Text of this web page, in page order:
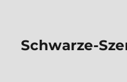
Schwarze-